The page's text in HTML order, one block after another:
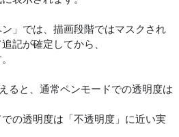
」では、描画段階ではマスクされ
記が確定してから、
ると、通常ペンモードでの透明度は
の透明度は「不透明度」に近い実